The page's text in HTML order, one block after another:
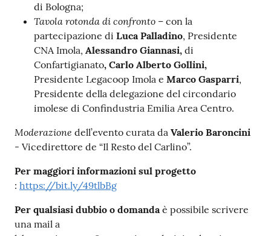
di Bologna;
Tavola rotonda di confronto – con la
partecipazione di Luca Palladino, Presidente
CNA Imola, Alessandro Giannasi, di
Confartigianato, Carlo Alberto Gollini,
Presidente Legacoop Imola e Marco Gasparri,
Presidente della delegazione del circondario
imolese di Confindustria Emilia Area Centro.
Moderazione dell’evento curata da Valerio Baroncini
- Vicedirettore de “Il Resto del Carlino”.
Per maggiori informazioni sul progetto
: https://bit.ly/49tlbBg
Per qualsiasi dubbio o domandaè possibile scrivere
una mail a